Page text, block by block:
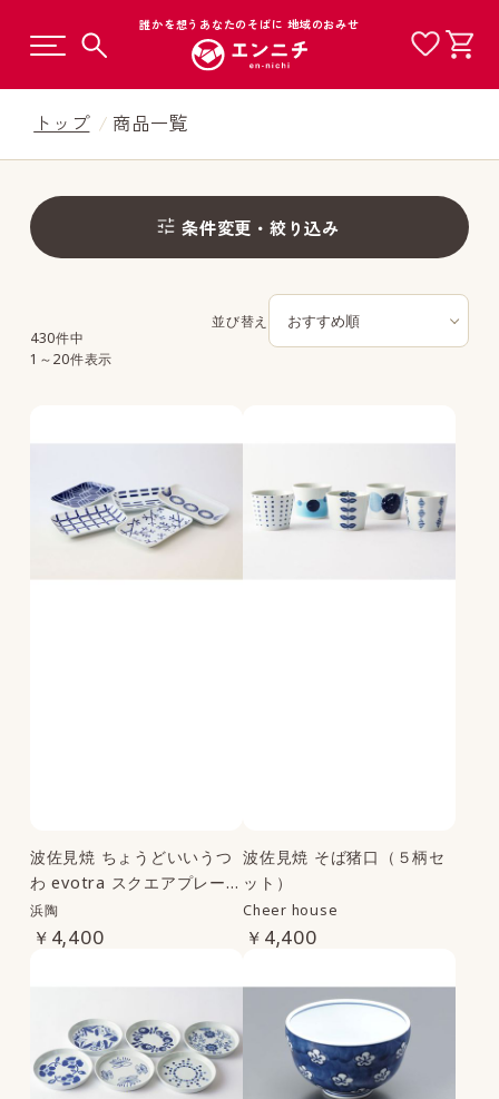
誰かを想うあなたのそばに 地域のおみせ
カテゴリから選ぶ
地域から選ぶ
価格
トップ 商品一覧
条件変更・絞り込み
430件中
1～20件表示
並び替え
波佐見焼 ちょうどいいうつ
わ evotra スクエアプレート
セット
浜陶
￥4,400
波佐見焼 そば猪口（５柄セ
ット）
Cheer house
￥4,400